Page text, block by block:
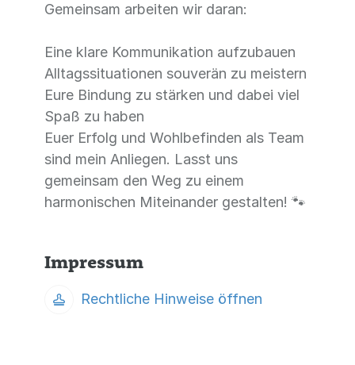
Gemeinsam arbeiten wir daran:
Eine klare Kommunikation aufzubauen
Alltagssituationen souverän zu meistern
Eure Bindung zu stärken und dabei viel
Spaß zu haben
Euer Erfolg und Wohlbefinden als Team
sind mein Anliegen. Lasst uns
gemeinsam den Weg zu einem
harmonischen Miteinander gestalten! 🐾
Impressum
Rechtliche Hinweise öffnen